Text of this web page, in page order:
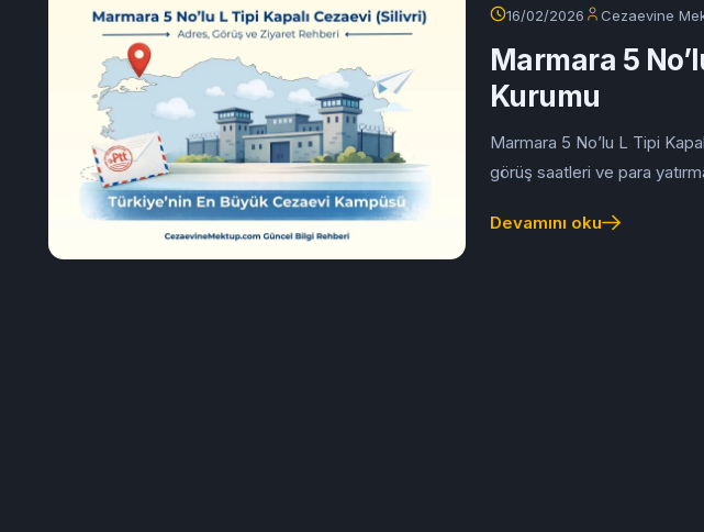
16/02/2026 Cezaevine
Marmara 5
Kurumu
Marmara 5 No’lu L Tipi
görüş saatleri ve para
Devamını oku